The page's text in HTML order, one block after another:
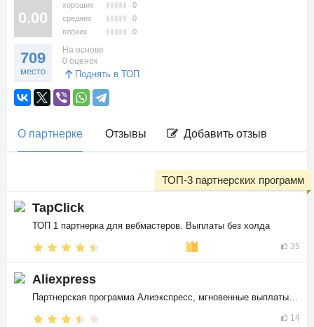
0.00
хороших
0
средних
0
плохих
0
709
место
На основе
0 оценок
Поднять в ТОП
О партнерке Отзывы Добавить отзыв
TapClick
ТОП 1 партнерка для вебмастеров. Выплаты без холда
35
ТОП-3 партнерских программ
Aliexpress
14